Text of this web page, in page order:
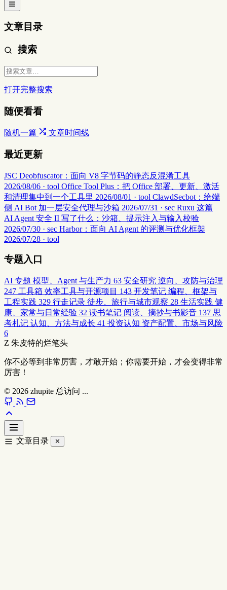
文章目录
搜索
打开完整搜索
随便看看
随机一篇 文章时间线
最近更新
JSC Deobfuscator：面向 V8 字节码的静态反混淆工具
2026/08/06 · tool Office Tool Plus：把 Office 部署、更新、激活
和清理集中到一个工具里 2026/08/01 · tool ClawdSecbot：给端
侧 AI Bot 加一层安全代理与沙箱 2026/07/31 · sec Ruxu 这篇
AI Agent 安全 II 写了什么：沙箱、提示注入与输入校验
2026/07/30 · sec Harbor：面向 AI Agent 的评测与优化框架
2026/07/28 · tool
专题入口
AI 专题 模型、Agent 与生产力 63 安全研究 逆向、攻防与治理
247 工具箱 效率工具与开源项目 143 开发笔记 编程、框架与
工程实践 329 行走记录 徒步、旅行与城市观察 28 生活实践 健
康、家常与日常经验 32 读书笔记 阅读、摘抄与书影音 137 思
考札记 认知、方法与成长 41 投资认知 资产配置、市场与风险
6
Z 朱皮特的烂笔头
你不必等到非常厉害，才敢开始；你需要开始，才会变得非常
厉害！
© 2026 zhupite 总访问 ...
文章目录 ✕